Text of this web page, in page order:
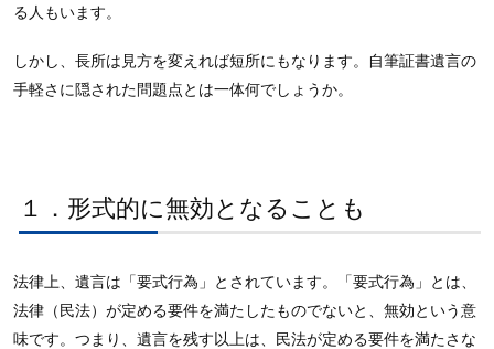
る人もいます。
しかし、長所は見方を変えれば短所にもなります。自筆証書遺言の
手軽さに隠された問題点とは一体何でしょうか。
１．形式的に無効となることも
法律上、遺言は「要式行為」とされています。「要式行為」とは、
法律（民法）が定める要件を満たしたものでないと、無効という意
味です。つまり、遺言を残す以上は、民法が定める要件を満たさな